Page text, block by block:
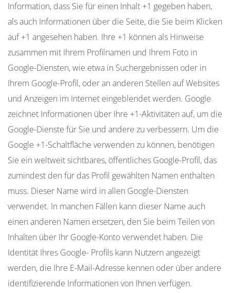
Information, dass Sie für einen Inhalt +1 gegeben haben,
als auch Informationen über die Seite, die Sie beim Klicken
auf +1 angesehen haben. Ihre +1 können als Hinweise
zusammen mit Ihrem Profilnamen und Ihrem Foto in
Google-Diensten, wie etwa in Suchergebnissen oder in
Ihrem Google-Profil, oder an anderen Stellen auf Websites
und Anzeigen im Internet eingeblendet werden. Google
zeichnet Informationen über Ihre +1-Aktivitäten auf, um die
Google-Dienste für Sie und andere zu verbessern. Um die
Google +1-Schaltfläche verwenden zu können, benötigen
Sie ein weltweit sichtbares, öffentliches Google-Profil, das
zumindest den für das Profil gewählten Namen enthalten
muss. Dieser Name wird in allen Google-Diensten
verwendet. In manchen Fällen kann dieser Name auch
einen anderen Namen ersetzen, den Sie beim Teilen von
Inhalten über Ihr Google-Konto verwendet haben. Die
Identität Ihres Google- Profils kann Nutzern angezeigt
werden, die Ihre E-Mail-Adresse kennen oder über andere
identifizierende Informationen von Ihnen verfügen.